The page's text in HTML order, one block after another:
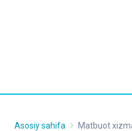
Asosiy sahifa Matbuot